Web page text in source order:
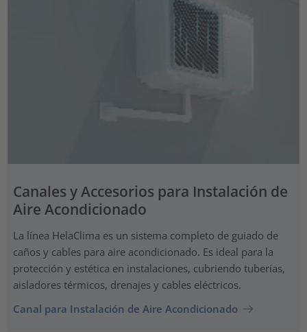
Canales y Accesorios para Instalación de
Aire Acondicionado
La línea HelaClima es un sistema completo de guiado de
caños y cables para aire acondicionado. Es ideal para la
protección y estética en instalaciones, cubriendo tuberías,
aisladores térmicos, drenajes y cables eléctricos.
Canal para Instalación de Aire Acondicionado